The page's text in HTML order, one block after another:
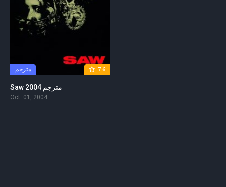
7.6 مترجم
Saw 2004 مترجم
Oct. 01, 2004